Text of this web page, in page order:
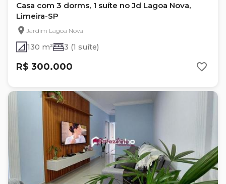
Casa com 3 dorms, 1 suíte no Jd Lagoa Nova,
Limeira-SP
Jardim Lagoa Nova
130 m² 3 (1 suíte)
R$ 300.000